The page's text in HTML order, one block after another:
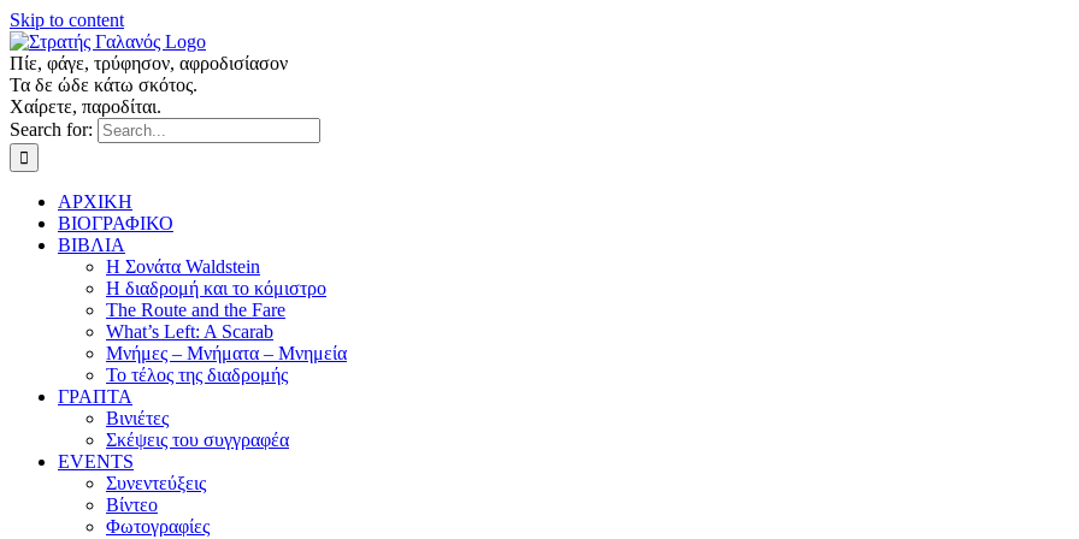
Skip to content
Πίε, φάγε, τρύφησον, αφροδισίασον
Τα δε ώδε κάτω σκότος.
Χαίρετε, παροδίται.
Search for:
ΑΡΧΙΚΗ
ΒΙΟΓΡΑΦΙΚΟ
ΒΙΒΛΙΑ
Η Σονάτα Waldstein
Η διαδρομή και το κόμιστρο
The Route and the Fare
What’s Left: A Scarab
Μνήμες – Μνήματα – Μνημεία
Το τέλος της διαδρομής
ΓΡΑΠΤΑ
Βινιέτες
Σκέψεις του συγγραφέα
EVENTS
Συνεντεύξεις
Βίντεο
Φωτογραφίες